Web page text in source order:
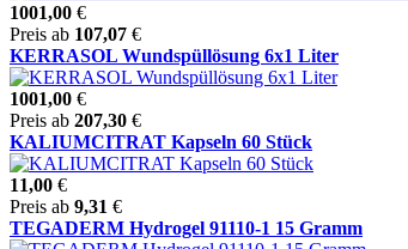
1001,00 €
Preis ab 107,07 €
KERRASOL Wundspüllösung 6x1 Liter
1001,00 €
Preis ab 207,30 €
KALIUMCITRAT Kapseln 60 Stück
11,00 €
Preis ab 9,31 €
TEGADERM Hydrogel 91110-1 15 Gramm